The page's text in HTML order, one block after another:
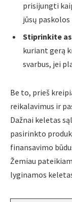
prisijungti
jūsų
Stiprinkite
kuriant gerą
svarbus, jei
Be to, prieš
reikalavimus ir
Dažnai keletas
pasirinkto
finansavimo
Žemiau
lyginamos